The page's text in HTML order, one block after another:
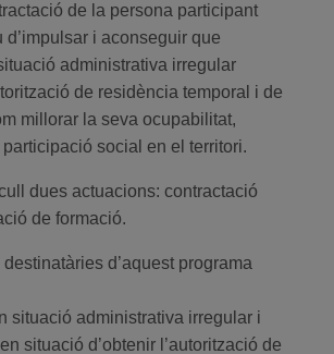
de la persona participant
d’impulsar i aconseguir que
administrativa irregular
de residència temporal i de
millorar la seva ocupabilitat,
social en el territori.
dues actuacions: contractació
de formació.
destinatàries d’aquest programa
situació administrativa irregular i
situació d’obtenir l’autorització de